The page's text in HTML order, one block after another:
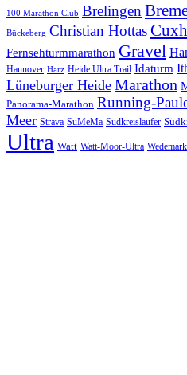
100 Marathon Club Brelingen
Bückeberg Christian Hottas
Fernsehturmmarathon Gravel
Hannover Harz Heide Ultra Trail Idaturm
Lüneburger Heide Marathon
Panorama-Marathon Running-
Meer Strava SuMeMa Südkreisläufer
Ultra Watt Watt-Moor-Ultra Wedemark